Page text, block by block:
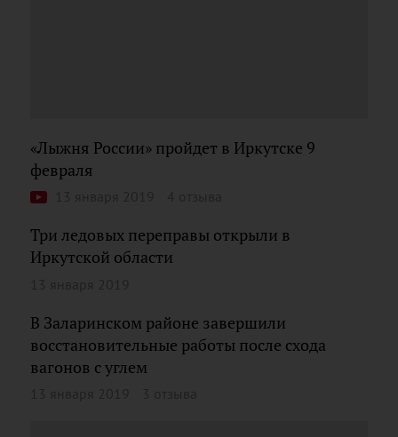
«Лыжня России» пройдет в Иркутске 9
февраля
Три ледовых переправы открыли в
Иркутской области
В Заларинском районе завершили
восстановительные работы после схода
вагонов с углем